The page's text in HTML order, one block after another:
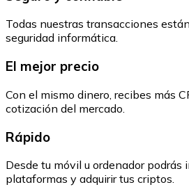
Todas nuestras transacciones
seguridad informática.
El mejor precio
Con el mismo dinero, recibes más
cotización del mercado.
Rápido
Desde tu móvil u ordenador podrás
plataformas y adquirir tus criptos.